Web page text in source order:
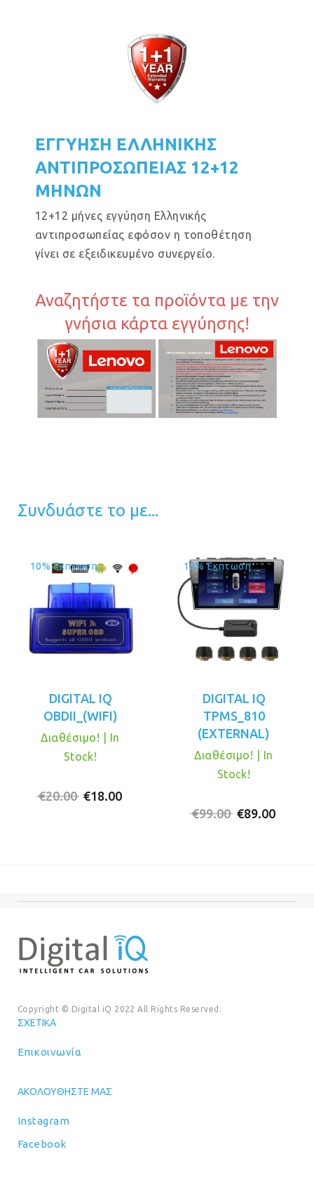
ΕΓΓΥΗΣΗ ΕΛΛΗΝΙΚΗΣ
ΑΝΤΙΠΡΟΣΩΠΕΙΑΣ 12+12
ΜΗΝΩΝ
12+12 μήνες εγγύηση Ελληνικής
αντιπροσωπείας εφόσον η τοποθέτηση
γίνει σε εξειδικευμένο συνεργείο.
Αναζητήστε τα προϊόντα με την
γνήσια κάρτα εγγύησης!
Συνδυάστε το με...
10% Έκπτωση
DIGITAL IQ
OBDII_(WIFI)
€20.00 Original
€18.00
Διαθέσιμο! | In
Stock!
10% Έκπτωση
DIGITAL IQ
TPMS_810
(EXTERNAL)
€99.00 Original
€89.00
Διαθέσιμο! | In
Stock!
Copyright © Digital iQ 2022 All Rights Reserved.
ΣΧΕΤΙΚΆ
Επικοινωνία
ΑΚΟΛΟΥΘΉΣΤΕ ΜΑΣ
Instagram
Facebook